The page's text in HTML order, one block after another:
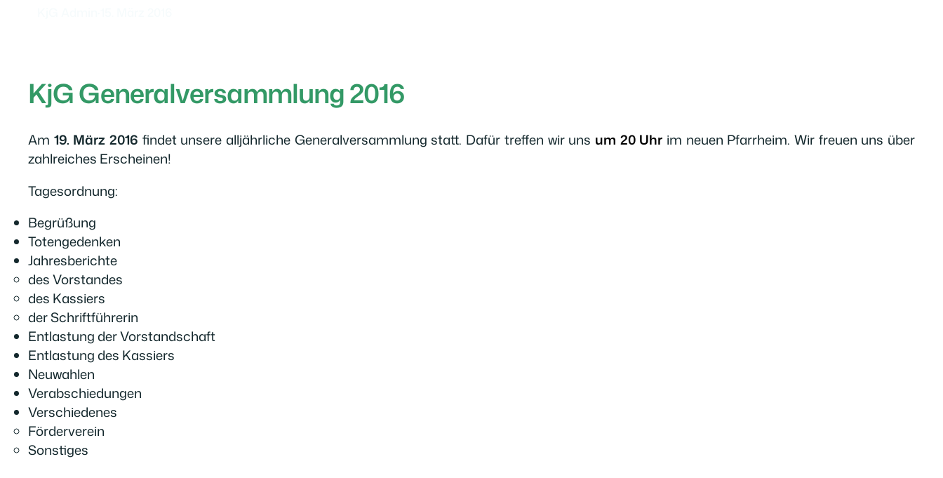
KjG Generalversammlung 2016
Am 19. März 2016 findet unsere alljährliche Generalversammlung statt. Dafür treffen wir uns um 20 Uhr im neuen Pfarrheim. Wir freuen uns über
zahlreiches Erscheinen!
Tagesordnung:
Begrüßung
Totengedenken
Jahresberichte
des Vorstandes
des Kassiers
der Schriftführerin
Entlastung der Vorstandschaft
Entlastung des Kassiers
Neuwahlen
Verabschiedungen
Verschiedenes
Förderverein
Sonstiges